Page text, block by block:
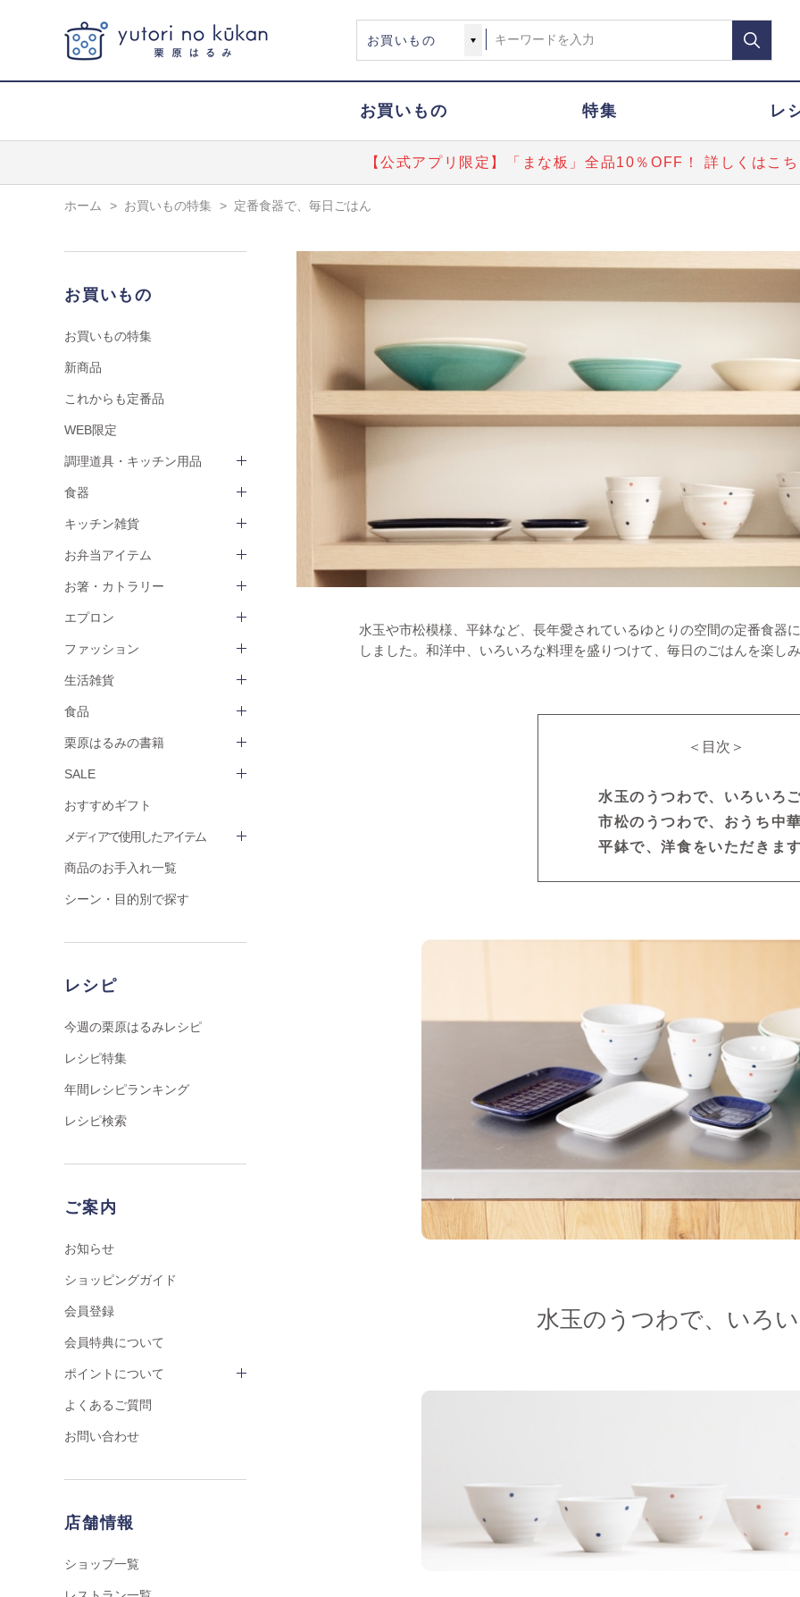
お買いもの 特集 レ
【公式アプリ限定】「まな板」全品10％OFF！ 詳しくはこ
ホーム > お買いもの特集 > 定番食器で、毎日ごはん
お買いもの
お買いもの特集
新商品
これからも定番品
WEB限定
調理道具・キッチン用品
食器
キッチン雑貨
お弁当アイテム
お箸・カトラリー
エプロン
ファッション
生活雑貨
食品
栗原はるみの書籍
SALE
おすすめギフト
メディアで使用したアイテム
商品のお手入れ一覧
シーン・目的別で探す
レシピ
今週の栗原はるみレシピ
レシピ特集
年間レシピランキング
レシピ検索
ご案内
お知らせ
ショッピングガイド
会員登録
会員特典について
ポイントについて
よくあるご質問
お問い合わせ
店舗情報
ショップ一覧
水玉や市松模様、平鉢など、長年愛されているゆとりの空間の定番食器
しました。和洋中、いろいろな料理を盛りつけて、毎日のごはんを楽し
＜目次＞
水玉のうつわで、いろいろ
市松のうつわで、おうち中
平鉢で、洋食をいただきま
水玉のうつわで、いろ